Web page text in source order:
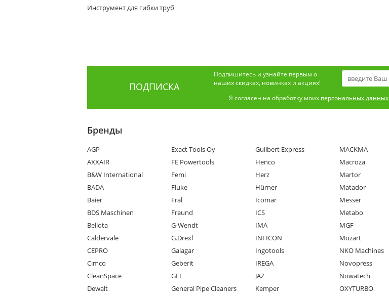
Инструмент для гибки труб
ПОДПИСКА
Подпишитесь и узнайте первым о
наших скидках, новинках и акциях!
Я согласен на обработку моих персональных данных
Бренды
AGP
AXXAIR
B&W International
BADA
Baier
BDS Maschinen
Bellota
Caldervale
CEPRO
Cimco
CleanSpace
Dewalt
Exact Tools Oy
FE Powertools
Femi
Fluke
Fral
Freund
G-Wendt
G.Drexl
Galagar
Geberit
GEL
General Pipe Cleaners
Guilbert Express
Henco
Herz
Hürner
Icomar
ICS
IMA
INFICON
Ingotools
IREGA
JAZ
Kemper
MACKMA
Macroza
Martor
Matador
Messer
Metabo
MGF
Mozart
NKO Machines
Novopress
Nowatech
OXYTURBO